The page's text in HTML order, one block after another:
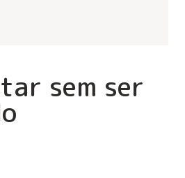
sem ser